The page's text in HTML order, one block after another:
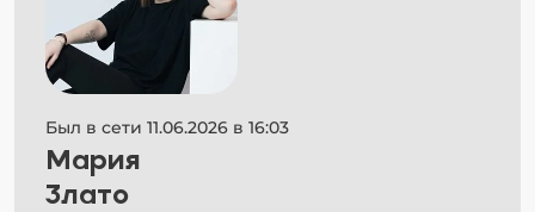
Был в сети 11.06.2026 в 16:03
Мария
Злато